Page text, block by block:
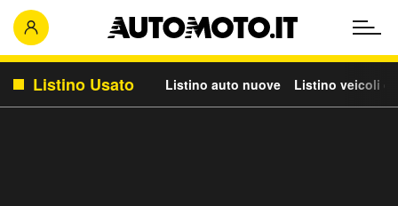
Listino Usato Listino auto nuove Listino veicoli